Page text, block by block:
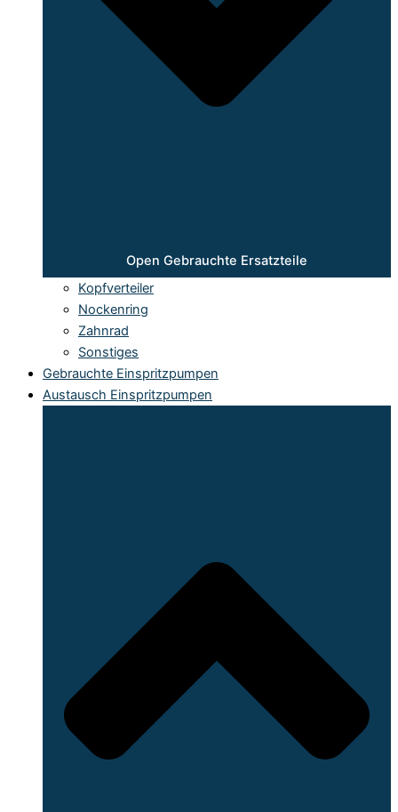
Open Gebrauchte Ersatzteile
Kopfverteiler
Nockenring
Zahnrad
Sonstiges
Gebrauchte Einspritzpumpen
Austausch Einspritzpumpen